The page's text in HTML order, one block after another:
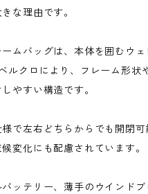
な理由です。
ムバッグは、本体を囲むウェ
ルクロにより、フレーム形状
やすい構造です。
で左右どちらからでも開閉
変化にも配慮されています。
ッテリー、薄手のウインドブ